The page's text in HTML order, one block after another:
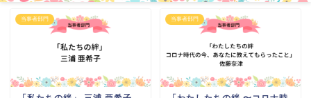
当事者部門 当事者部門